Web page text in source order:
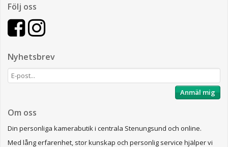
Följ oss
Nyhetsbrev
Anmäl mig
Om oss
Din personliga kamerabutik i centrala Stenungsund och online.
Med lång erfarenhet, stor kunskap och personlig service hjälper vi